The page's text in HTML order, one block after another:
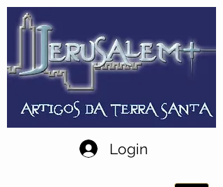
Login